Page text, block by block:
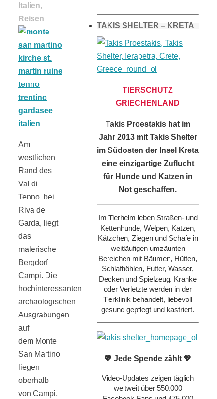
Italien,
Reisen
Am
westlichen
Rand des
Val di
Tenno, bei
Riva del
Garda, liegt
das
malerische
Bergdorf
Campi. Die
hochinteressanten
archäologischen
Ausgrabungen
auf
dem Monte
San Martino
liegen
oberhalb
von Campi,
TAKIS SHELTER – KRETA
TIERSCHUTZ
GRIECHENLAND
Takis Proestakis hat im
Jahr 2013 mit Takis Shelter
im Südosten der Insel Kreta
eine einzigartige Zuflucht
für Hunde und Katzen in
Not geschaffen.
Im Tierheim leben Straßen- und
Kettenhunde, Welpen, Katzen,
Kätzchen, Ziegen und Schafe in
weitläufigen umzäunten
Bereichen mit Bäumen, Hütten,
Schlafhöhlen, Futter, Wasser,
Decken und Spielzeug. Kranke
oder Verletzte werden in der
Tierklinik behandelt, liebevoll
gesund gepflegt und kastriert.
💖 Jede Spende zählt 💖
Video-Updates zeigen täglich
weltweit über 550.000